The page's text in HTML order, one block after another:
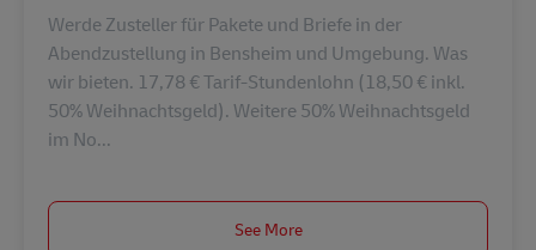
Werde Zusteller für Pakete und Briefe in der
Abendzustellung in Bensheim und Umgebung. Was
wir bieten. 17,78 € Tarif-Stundenlohn (18,50 € inkl.
50% Weihnachtsgeld). Weitere 50% Weihnachtsgeld
im No...
See More